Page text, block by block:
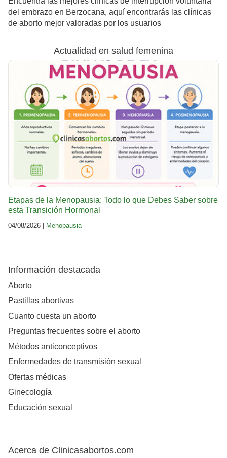
del embrazo en Berzocana, aquí encontrarás las clínicas
de aborto mejor valoradas por los usuarios
Actualidad en salud femenina
Etapas de la Menopausia: Todo lo que Debes Saber sobre
esta Transición Hormonal
04/08/2026 | Menopausia
Información destacada
Aborto
Pastillas abortivas
Cuanto cuesta un aborto
Preguntas frecuentes sobre el aborto
Métodos anticonceptivos
Enfermedades de transmisión sexual
Ofertas médicas
Ginecología
Educación sexual
Acerca de Clinicasabortos.com